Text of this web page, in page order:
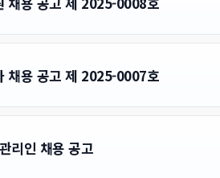
채용 공고 제 2025-0007호
리인 채용 공고